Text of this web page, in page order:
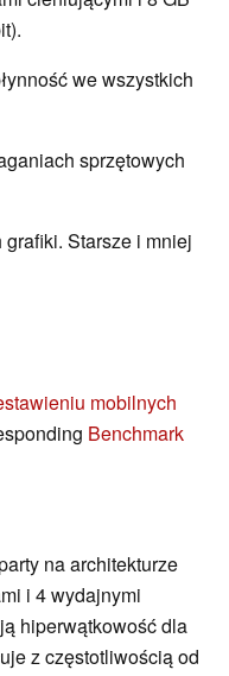
we wszystkich
sprzętowych
Starsze i mniej
mobilnych
Benchmark
na architekturze
i 4 wydajnymi
hiperwątkowość dla
z częstotliwością od